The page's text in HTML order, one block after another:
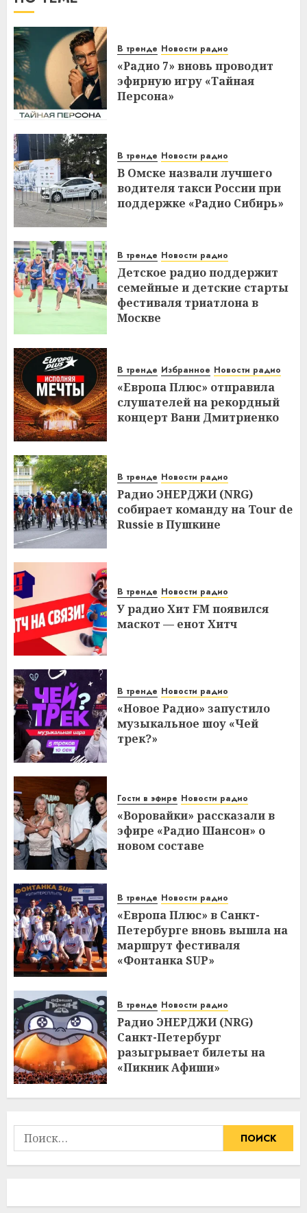
В тренде Новости радио
«Радио 7» вновь проводит
эфирную игру «Тайная
Персона»
В тренде Новости радио
В Омске назвали лучшего
водителя такси России при
поддержке «Радио Сибирь»
В тренде Новости радио
Детское радио поддержит
семейные и детские старты
фестиваля триатлона в
Москве
В тренде Избранное Новости радио
«Европа Плюс» отправила
слушателей на рекордный
концерт Вани Дмитриенко
В тренде Новости радио
Радио ЭНЕРДЖИ (NRG)
собирает команду на Tour de
Russie в Пушкине
В тренде Новости радио
У радио Хит FM появился
маскот — енот Хитч
В тренде Новости радио
«Новое Радио» запустило
музыкальное шоу «Чей
трек?»
Гости в эфире Новости радио
«Воровайки» рассказали в
эфире «Радио Шансон» о
новом составе
В тренде Новости радио
«Европа Плюс» в Санкт-
Петербурге вновь вышла на
маршрут фестиваля
«Фонтанка SUP»
В тренде Новости радио
Радио ЭНЕРДЖИ (NRG)
Санкт-Петербург
разыгрывает билеты на
«Пикник Афиши»
Найти: